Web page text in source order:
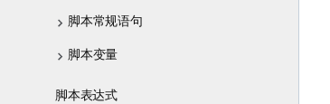
脚本常规语句
脚本变量
脚本表达式